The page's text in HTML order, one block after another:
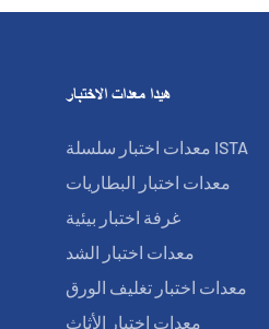
هيدا معدات الاختبار
معدات اختبار سلسلة ISTA
معدات اختبار البطاريات
غرفة اختبار بيئية
معدات اختبار الشد
معدات اختبار تغليف الورق
معدات اختبار الأثاث